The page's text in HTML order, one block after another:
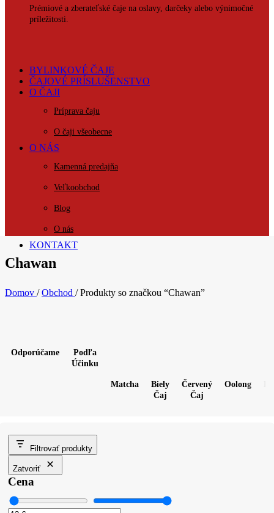
Prémiové a zberateľské čaje na oslavy, darčeky alebo výnimočné
príležitosti.
BYLINKOVÉ ČAJE
ČAJOVÉ PRÍSLUŠENSTVO
O ČAJI
Príprava čaju
O čaji všeobecne
O NÁS
Kamenná predajňa
Veľkoobchod
Blog
O nás
KONTAKT
Chawan
Domov / Obchod / Produkty so značkou “Chawan”
Odporúčame
Podľa
Účinku
Matcha
Biely
Čaj
Červený
Čaj
Oolong
Filtrovať produkty
Zatvoriť
Cena